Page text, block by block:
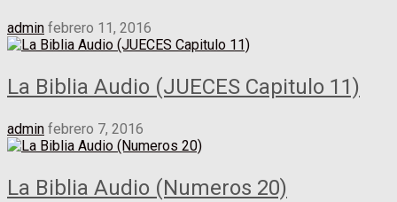
admin febrero 11, 2016
La Biblia Audio (JUECES Capitulo 11)
admin febrero 7, 2016
La Biblia Audio (Numeros 20)